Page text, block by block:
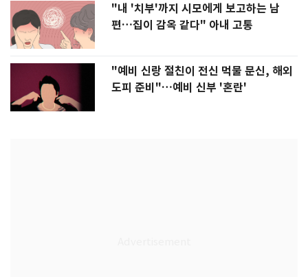
"내 '치부'까지 시모에게 보고하는 남
편…집이 감옥 같다" 아내 고통
"예비 신랑 절친이 전신 먹물 문신, 해외
도피 준비"…예비 신부 '혼란'